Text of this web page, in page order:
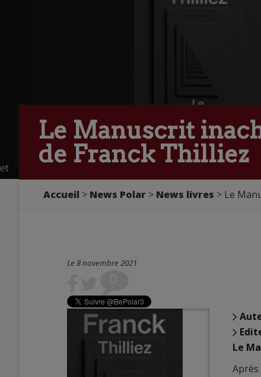
Le Manuscrit
de Franck Thilliez
Accueil > News Polar > News livres > Le
Le 8 novembre 2021
Le
Après